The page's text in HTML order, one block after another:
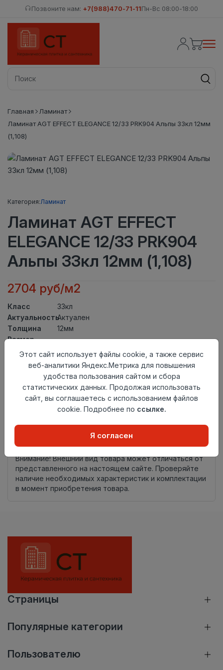
Позвоните нам: +7(988)470-71-11Пн-Вс 08:00-18:00
Главная
Ламинат
Ламинат AGT EFFECT ELEGANCE 12/33 PRK904 Альпы 33кл 12мм
(1,108)
Категория:Ламинат
Ламинат AGT EFFECT
ELEGANCE 12/33 PRK904
Альпы 33кл 12мм (1,108)
2704 руб/м2
Класс
33кл
АктуальностьАктуален
Толщина
12мм
Размер
доски
Теплый пол
до +27 градусов
4V
Страна
происхождения
Турция
Осталось42 упак
Внимание! Внешний вид товара может отличаться от
представленного на настоящем сайте. Проверяйте
наличие необходимых характеристик и комплектации
в момент приобретения товара.
Страницы
Популярные категории
Пользователю
Этот сайт использует файлы cookie, а также сервис
веб-аналитики Яндекс.Метрика для повышения
удобства пользования сайтом и сбора
статистических данных. Продолжая использовать
сайт, вы соглашаетесь с использованием файлов
cookie. Подробнее по ссылке.
Я согласен